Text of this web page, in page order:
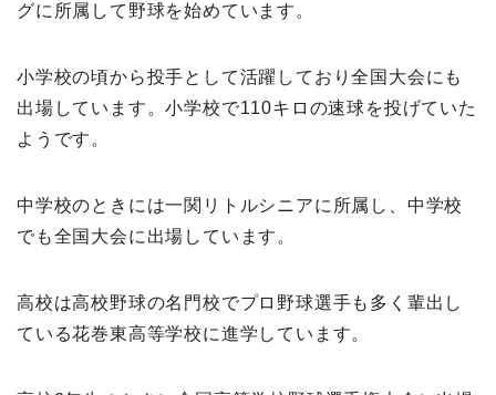
グに所属して野球を始めています。
小学校の頃から投手として活躍しており全国大会にも
出場しています。小学校で110キロの速球を投げていた
ようです。
中学校のときには一関リトルシニアに所属し、中学校
でも全国大会に出場しています。
高校は高校野球の名門校でプロ野球選手も多く輩出し
ている花巻東高等学校に進学しています。